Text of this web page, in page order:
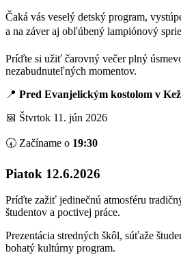
Čaká vás veselý detský program,
a na záver aj obľúbený lampiónový
Príďte si užiť čarovný večer plný
nezabudnuteľných momentov.
📍 Pred Evanjelickým kostolom v
📅 Štvrtok 11. jún 2026
🕢 Začíname o 19:30
Piatok 12.6.2026
Príďte zažiť jedinečnú atmosféru
študentov a poctivej práce.
Prezentácia stredných škôl, súťaže
bohatý kultúrny program.